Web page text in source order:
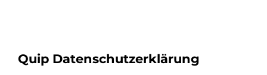
Quip Datenschutzerklärung